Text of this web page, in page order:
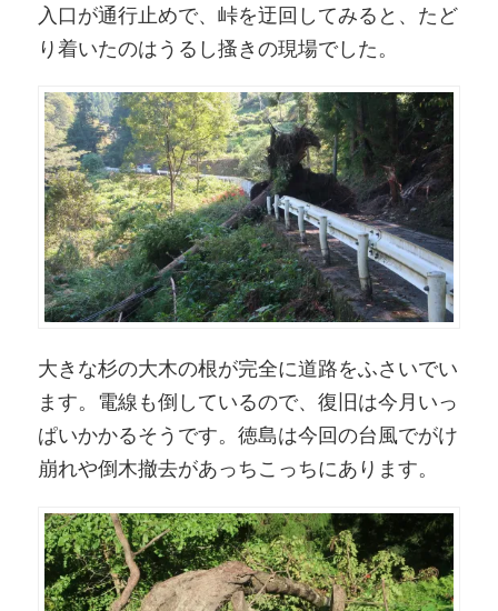
入口が通行止めで、峠を迂回してみると、たど
り着いたのはうるし搔きの現場でした。
大きな杉の大木の根が完全に道路をふさいでい
ます。電線も倒しているので、復旧は今月いっ
ぱいかかるそうです。徳島は今回の台風でがけ
崩れや倒木撤去があっちこっちにあります。